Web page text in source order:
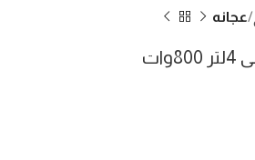
عجانه